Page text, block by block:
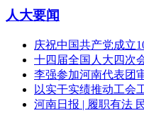
人大要闻
庆祝中国共产党成立
十四届全国人大四次
李强参加河南代表团
以实干实绩推动工会
河南日报 | 履职有法